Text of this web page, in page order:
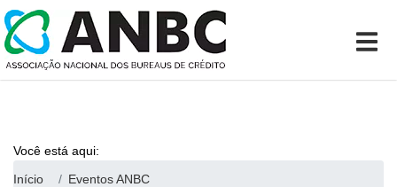
Você está aqui:
Início
Eventos ANBC